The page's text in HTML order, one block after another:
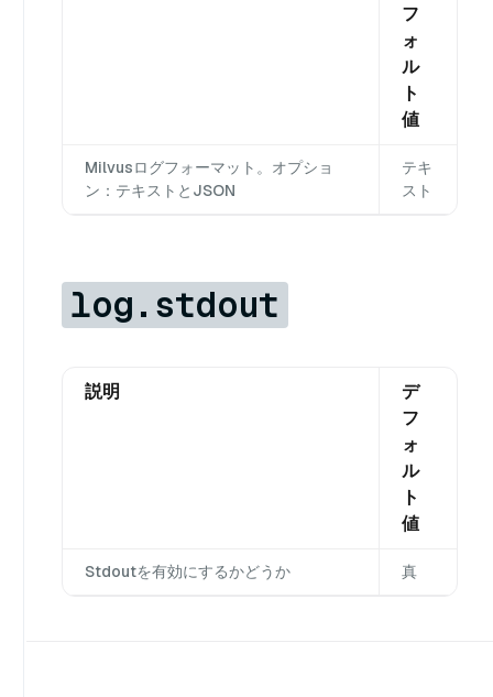
フ
ォ
ル
ト
値
Milvusログフォーマット。オプショ
ン：テキストとJSON
テキ
スト
log.stdout
説明
デ
フ
ォ
ル
ト
値
Stdoutを有効にするかどうか 真